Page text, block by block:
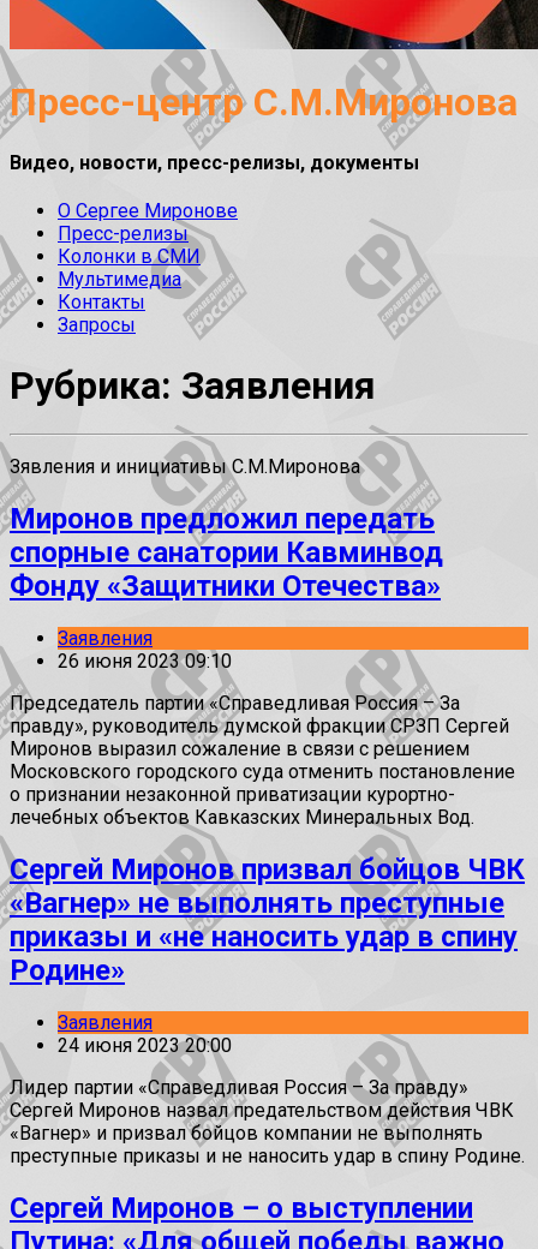
Пресс-центр С.М.Миронова
Видео, новости, пресс-релизы, документы
О Сергее Миронове
Пресс-релизы
Колонки в СМИ
Мультимедиа
Контакты
Запросы
Рубрика: Заявления
Зявления и инициативы С.М.Миронова
Миронов предложил передать
спорные санатории Кавминвод
Фонду «Защитники Отечества»
Заявления
26 июня 2023 09:10
Председатель партии «Справедливая Россия – За
правду», руководитель думской фракции СРЗП Сергей
Миронов выразил сожаление в связи с решением
Московского городского суда отменить постановление
о признании незаконной приватизации курортно-
лечебных объектов Кавказских Минеральных Вод.
Сергей Миронов призвал бойцов ЧВК
«Вагнер» не выполнять преступные
приказы и «не наносить удар в спину
Родине»
Заявления
24 июня 2023 20:00
Лидер партии «Справедливая Россия – За правду»
Сергей Миронов назвал предательством действия ЧВК
«Вагнер» и призвал бойцов компании не выполнять
преступные приказы и не наносить удар в спину Родине.
Сергей Миронов – о выступлении
Путина: «Для общей победы важно